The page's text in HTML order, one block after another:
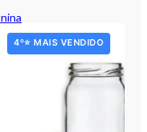
4º⭐ MAIS VENDIDO